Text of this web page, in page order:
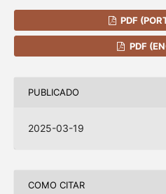
PDF
PDF
PUBLICADO
2025-03-19
COMO CITAR